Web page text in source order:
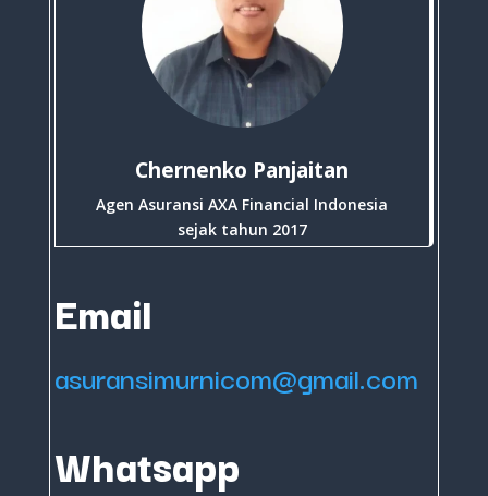
Chernenko Panjaitan
Agen Asuransi AXA Financial Indonesia
sejak tahun 2017
Email
asuransimurnicom@gmail.com
Whatsapp